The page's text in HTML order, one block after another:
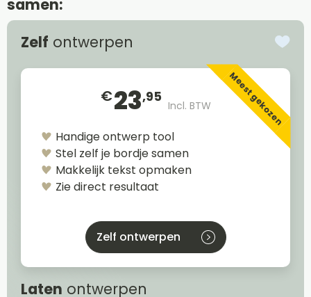
samen:
Zelf ontwerpen
€23,95
Incl. BTW Meest gekozen
Handige ontwerp tool
Stel zelf je bordje samen
Makkelijk tekst opmaken
Zie direct resultaat
Zelf ontwerpen
Laten ontwerpen